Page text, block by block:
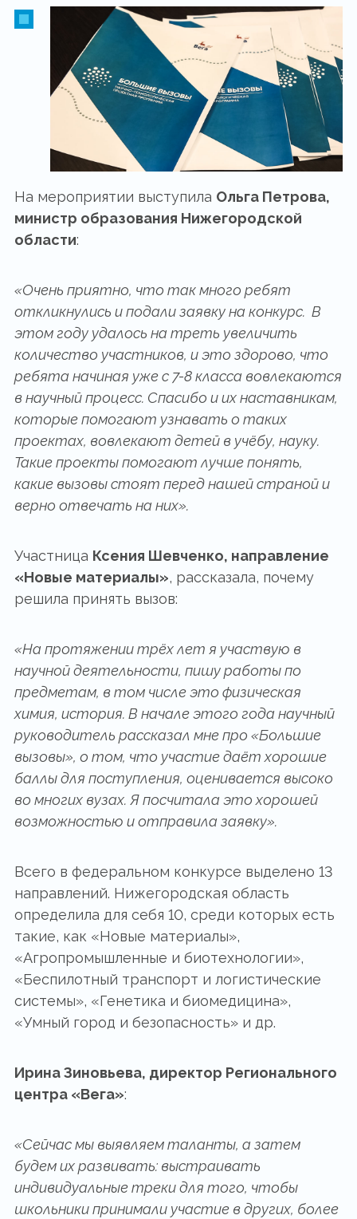
На мероприятии выступила Ольга Петрова,
министр образования Нижегородской
области:
«Очень приятно, что так много ребят
откликнулись и подали заявку на конкурс. В
этом году удалось на треть увеличить
количество участников, и это здорово, что
ребята начиная уже с 7-8 класса вовлекаются
в научный процесс. Спасибо и их наставникам,
которые помогают узнавать о таких
проектах, вовлекают детей в учёбу, науку.
Такие проекты помогают лучше понять,
какие вызовы стоят перед нашей страной и
верно отвечать на них».
Участница Ксения Шевченко, направление
«Новые материалы», рассказала, почему
решила принять вызов:
«На протяжении трёх лет я участвую в
научной деятельности, пишу работы по
предметам, в том числе это физическая
химия, история. В начале этого года научный
руководитель рассказал мне про «Большие
вызовы», о том, что участие даёт хорошие
баллы для поступления, оценивается высоко
во многих вузах. Я посчитала это хорошей
возможностью и отправила заявку».
Всего в федеральном конкурсе выделено 13
направлений. Нижегородская область
определила для себя 10, среди которых есть
такие, как «Новые материалы»,
«Агропромышленные и биотехнологии»,
«Беспилотный транспорт и логистические
системы», «Генетика и биомедицина»,
«Умный город и безопасность» и др.
Ирина Зиновьева, директор Регионального
центра «Вега»:
«Сейчас мы выявляем таланты, а затем
будем их развивать: выстраивать
индивидуальные треки для того, чтобы
школьники принимали участие в других, более